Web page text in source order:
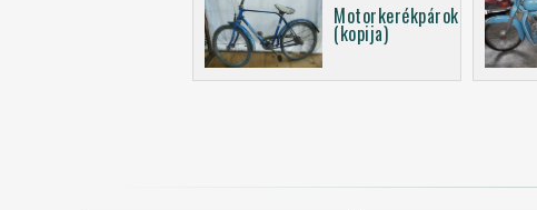
Motorkerékpárok
(kopija)